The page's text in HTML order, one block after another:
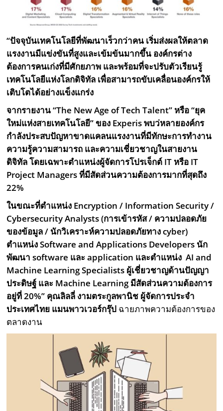
“ปัจจุบันเทคโนโลยีที่พัฒนาเร็วกว่าคน เริ่มส่งผลให้ตลาด
แรงงานมีแข่งขันที่สูงและเข้มข้นมากขึ้น องค์กรต่าง
ต้องการคนเก่งที่มีศักยภาพ และพร้อมที่จะปรับตัวเรียนรู้
เทคโนโลยีแห่งโลกดิจิทัล เพื่อสามารถขับเคลื่อนองค์กรให้
เติบโตได้อย่างแข็งแกร่ง
จากรายงาน “The New Age of Tech Talent”หรือ “ยุค
ใหม่แห่งสายเทคโนโลยี”ของ Experisพบว่หลายองค์กร
กำลังประสบปัญหาขาดแคลนแรงงานที่มีทักษะการทำงาน
ความรู้ความสามารถ และความเชี่ยวชาญในสายงาน
ดิจิทัล โดยเฉพาะตำแหน่งผู้จัดการโปรเจ็กต์ ITหรือ IT
Project Managersที่มีสัดส่วนความต้องการมากที่สุดถึง
22%
ในขณะที่ตำแหน่ง Encryption / Information Security /
Cybersecurity Analysts (การเข้ารหัส / ความปลอดภัย
ของข้อมูล / นักวิเคราะห์ความปลอดภัยทางcyber)
ตำแหน่งSoftware and Applications Developers นัก
พัฒนาsoftware และapplication และตำแหน่ง AI and
Machine Learning Specialists ผู้เชี่ยวชาญด้านปัญญา
ประดิษฐ์ และ Machine Learningมีสัดส่วนความต้องการ
อยู่ที่20%” คุณลิลลี่ งามตระกูลพานิช ผู้จัดการประจำ
ประเทศไทย แมนพาวเวอร์กรุ๊ป ฉายภาพความต้องการของ
ตลาดงาน